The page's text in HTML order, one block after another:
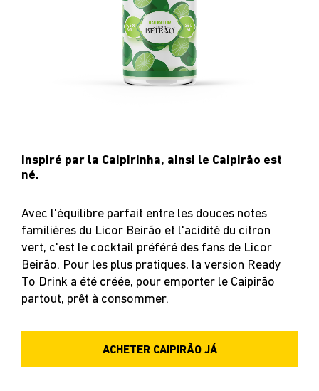
ACHETER
Inspiré par la Caipirinha, ainsi le Caipirão est
né.
Avec l'équilibre parfait entre les douces notes
familières du Licor Beirão et l'acidité du citron
vert, c'est le cocktail préféré des fans de Licor
Beirão. Pour les plus pratiques, la version Ready
To Drink a été créée, pour emporter le Caipirão
partout, prêt à consommer.
ACHETER CAIPIRÃO JÁ